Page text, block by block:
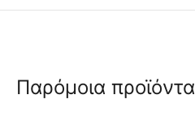
Παρόμοια προϊόντα